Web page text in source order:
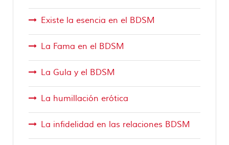
Existe la esencia en el BDSM
La Fama en el BDSM
La Gula y el BDSM
La humillación erótica
La infidelidad en las relaciones BDSM